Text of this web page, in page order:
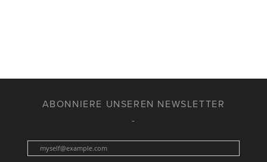
ABONNIERE UNSEREN NEWSLETTER